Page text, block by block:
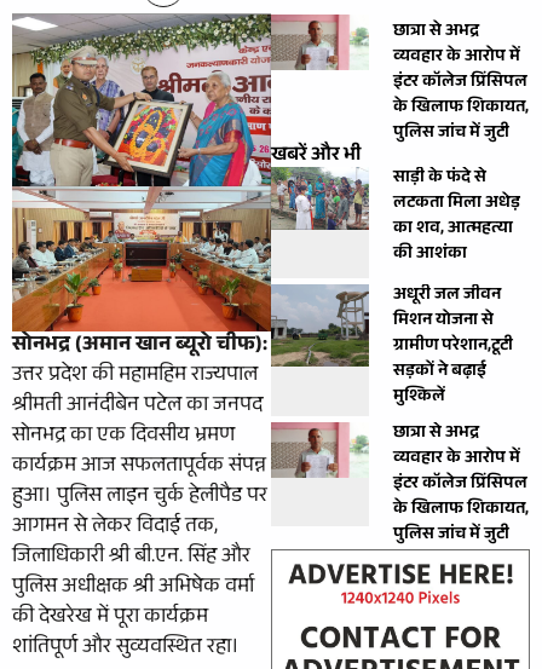
सोनभद्र (अमान खान ब्यूरो चीफ):
उत्तर प्रदेश की महामहिम राज्यपाल
श्रीमती आनंदीबेन पटेल का जनपद
सोनभद्र का एक दिवसीय भ्रमण
कार्यक्रम आज सफलतापूर्वक संपन्न
हुआ। पुलिस लाइन चुर्क हेलीपैड पर
आगमन से लेकर विदाई तक,
जिलाधिकारी श्री बी.एन. सिंह और
पुलिस अधीक्षक श्री अभिषेक वर्मा
की देखरेख में पूरा कार्यक्रम
शांतिपूर्ण और सुव्यवस्थित रहा।
छात्रा से अभद्र
व्यवहार के आरोप में
इंटर कॉलेज प्रिंसिपल
के खिलाफ शिकायत,
पुलिस जांच में जुटी
खबरें और भी
साड़ी के फंदे से
लटकता मिला अधेड़
का शव, आत्महत्या
की आशंका
अधूरी जल जीवन
मिशन योजना से
ग्रामीण परेशान,टूटी
सड़कों ने बढ़ाई
मुश्किलें
छात्रा से अभद्र
व्यवहार के आरोप में
इंटर कॉलेज प्रिंसिपल
के खिलाफ शिकायत,
पुलिस जांच में जुटी